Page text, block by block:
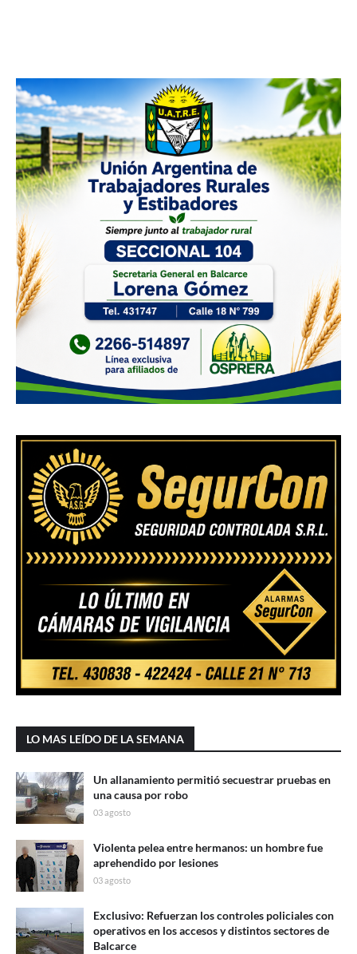
LO MAS LEÍDO DE LA SEMANA
Un allanamiento permitió secuestrar pruebas en
una causa por robo
03 agosto
Violenta pelea entre hermanos: un hombre fue
aprehendido por lesiones
03 agosto
Exclusivo: Refuerzan los controles policiales con
operativos en los accesos y distintos sectores de
Balcarce